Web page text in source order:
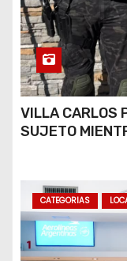
VILLA CARLOS
SUJETO
CATEGORIAS